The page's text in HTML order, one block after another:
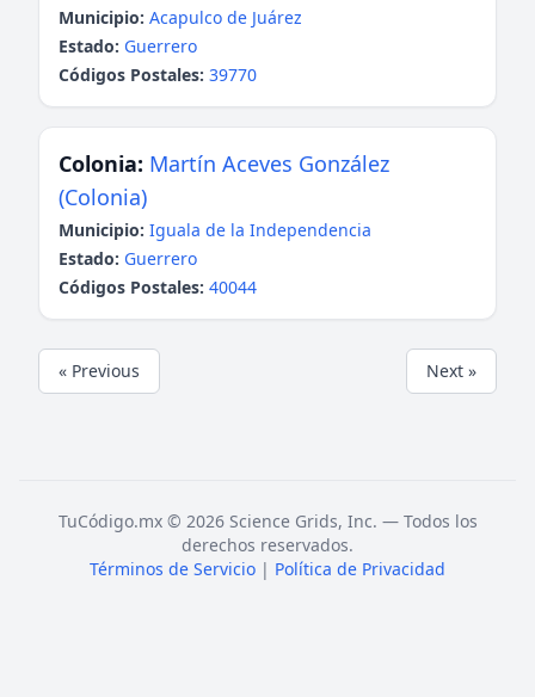
Municipio: Acapulco de Juárez
Estado: Guerrero
Códigos Postales: 39770
Colonia: Martín Aceves González
(Colonia)
Municipio: Iguala de la Independencia
Estado: Guerrero
Códigos Postales: 40044
« Previous Next »
TuCódigo.mx © 2026 Science Grids, Inc. — Todos los
derechos reservados.
Términos de Servicio | Política de Privacidad